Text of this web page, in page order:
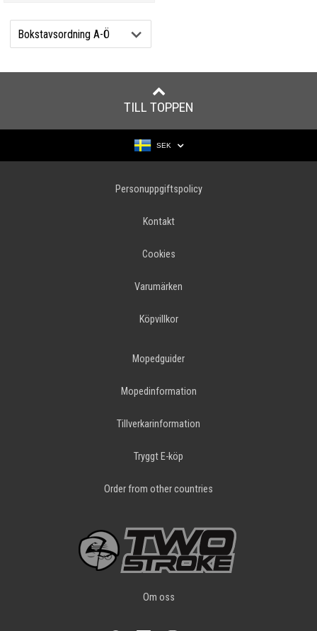
TILL TOPPEN
SEK
Personuppgiftspolicy
Kontakt
Cookies
Varumärken
Köpvillkor
Mopedguider
Mopedinformation
Tillverkarinformation
Tryggt E-köp
Order from other countries
Om oss